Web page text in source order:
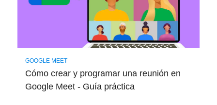
GOOGLE MEET
Cómo crear y programar una reunión en
Google Meet - Guía práctica